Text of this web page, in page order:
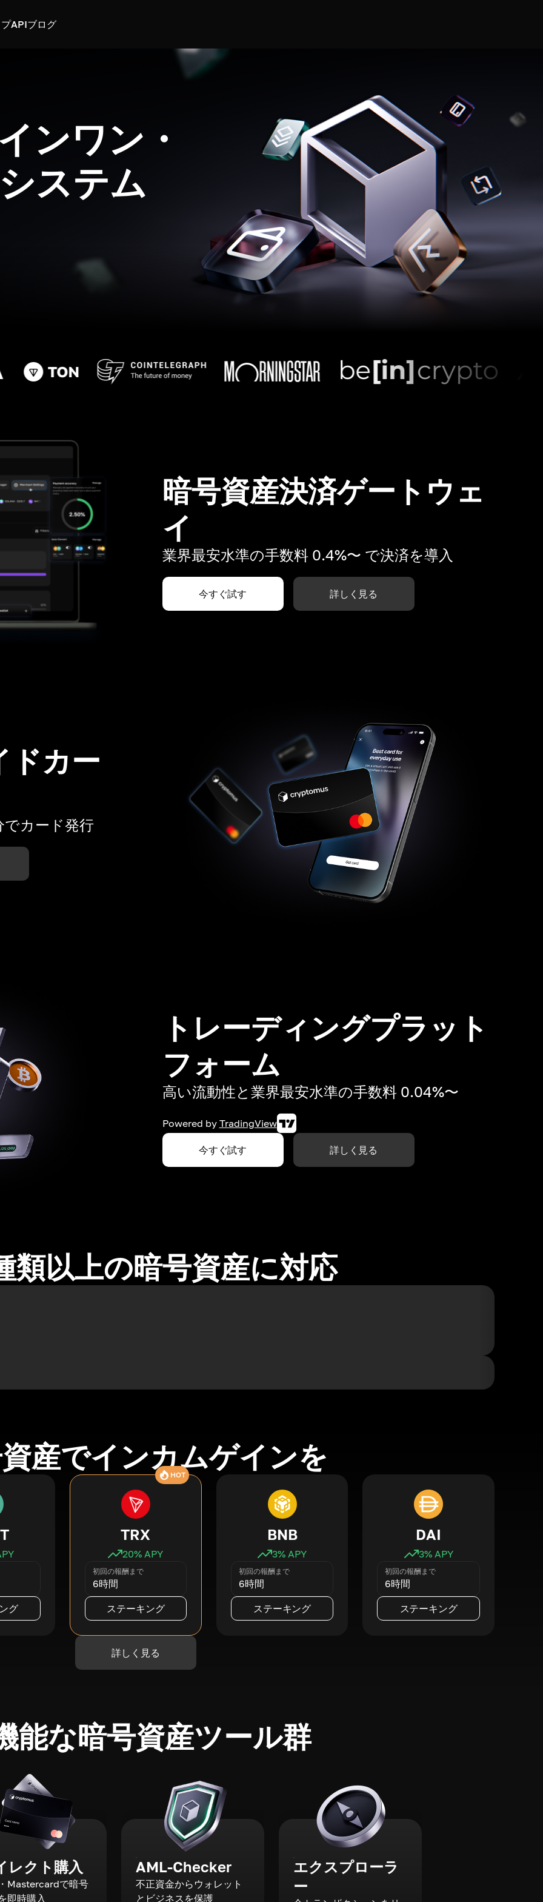
APIブログ
ンワン・
ステム
暗号資産決済ゲートウェ
イ
業界最安水準の手数料 0.4%〜 で決済を導入
今すぐ試す 詳しく見る
ドカー
でカード発行
トレーディングプラット
フォーム
高い流動性と業界最安水準の手数料 0.04%〜
Powered by TradingView
今すぐ試す 詳しく見る
類以上の暗号資産に対応
産でインカムゲインを
グ
HOT
TRX
20% APY
初回の報酬まで
6時間
ステーキング
BNB
3% APY
初回の報酬まで
6時間
ステーキング
DAI
3% APY
初回の報酬まで
6時間
ステーキング
詳しく見る
能な暗号資産ツール群
レクト購入
Mastercardで暗号
即時購入
AML-Checker
不正資金からウォレット
とビジネスを保護
エクスプローラ
ー